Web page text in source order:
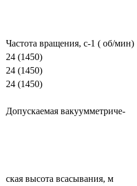
Частота вращения, c-1 ( об/мин)
24 (1450)
24 (1450)
24 (1450)
Допускаемая вакуумметриче-
ская высота всасывания, м